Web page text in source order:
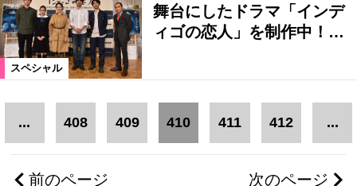
スペシャル
舞台にしたドラマ「インデ
ィゴの恋人」を制作中！…
前のページ
... 408 409 410 411 412 ...
次のページ